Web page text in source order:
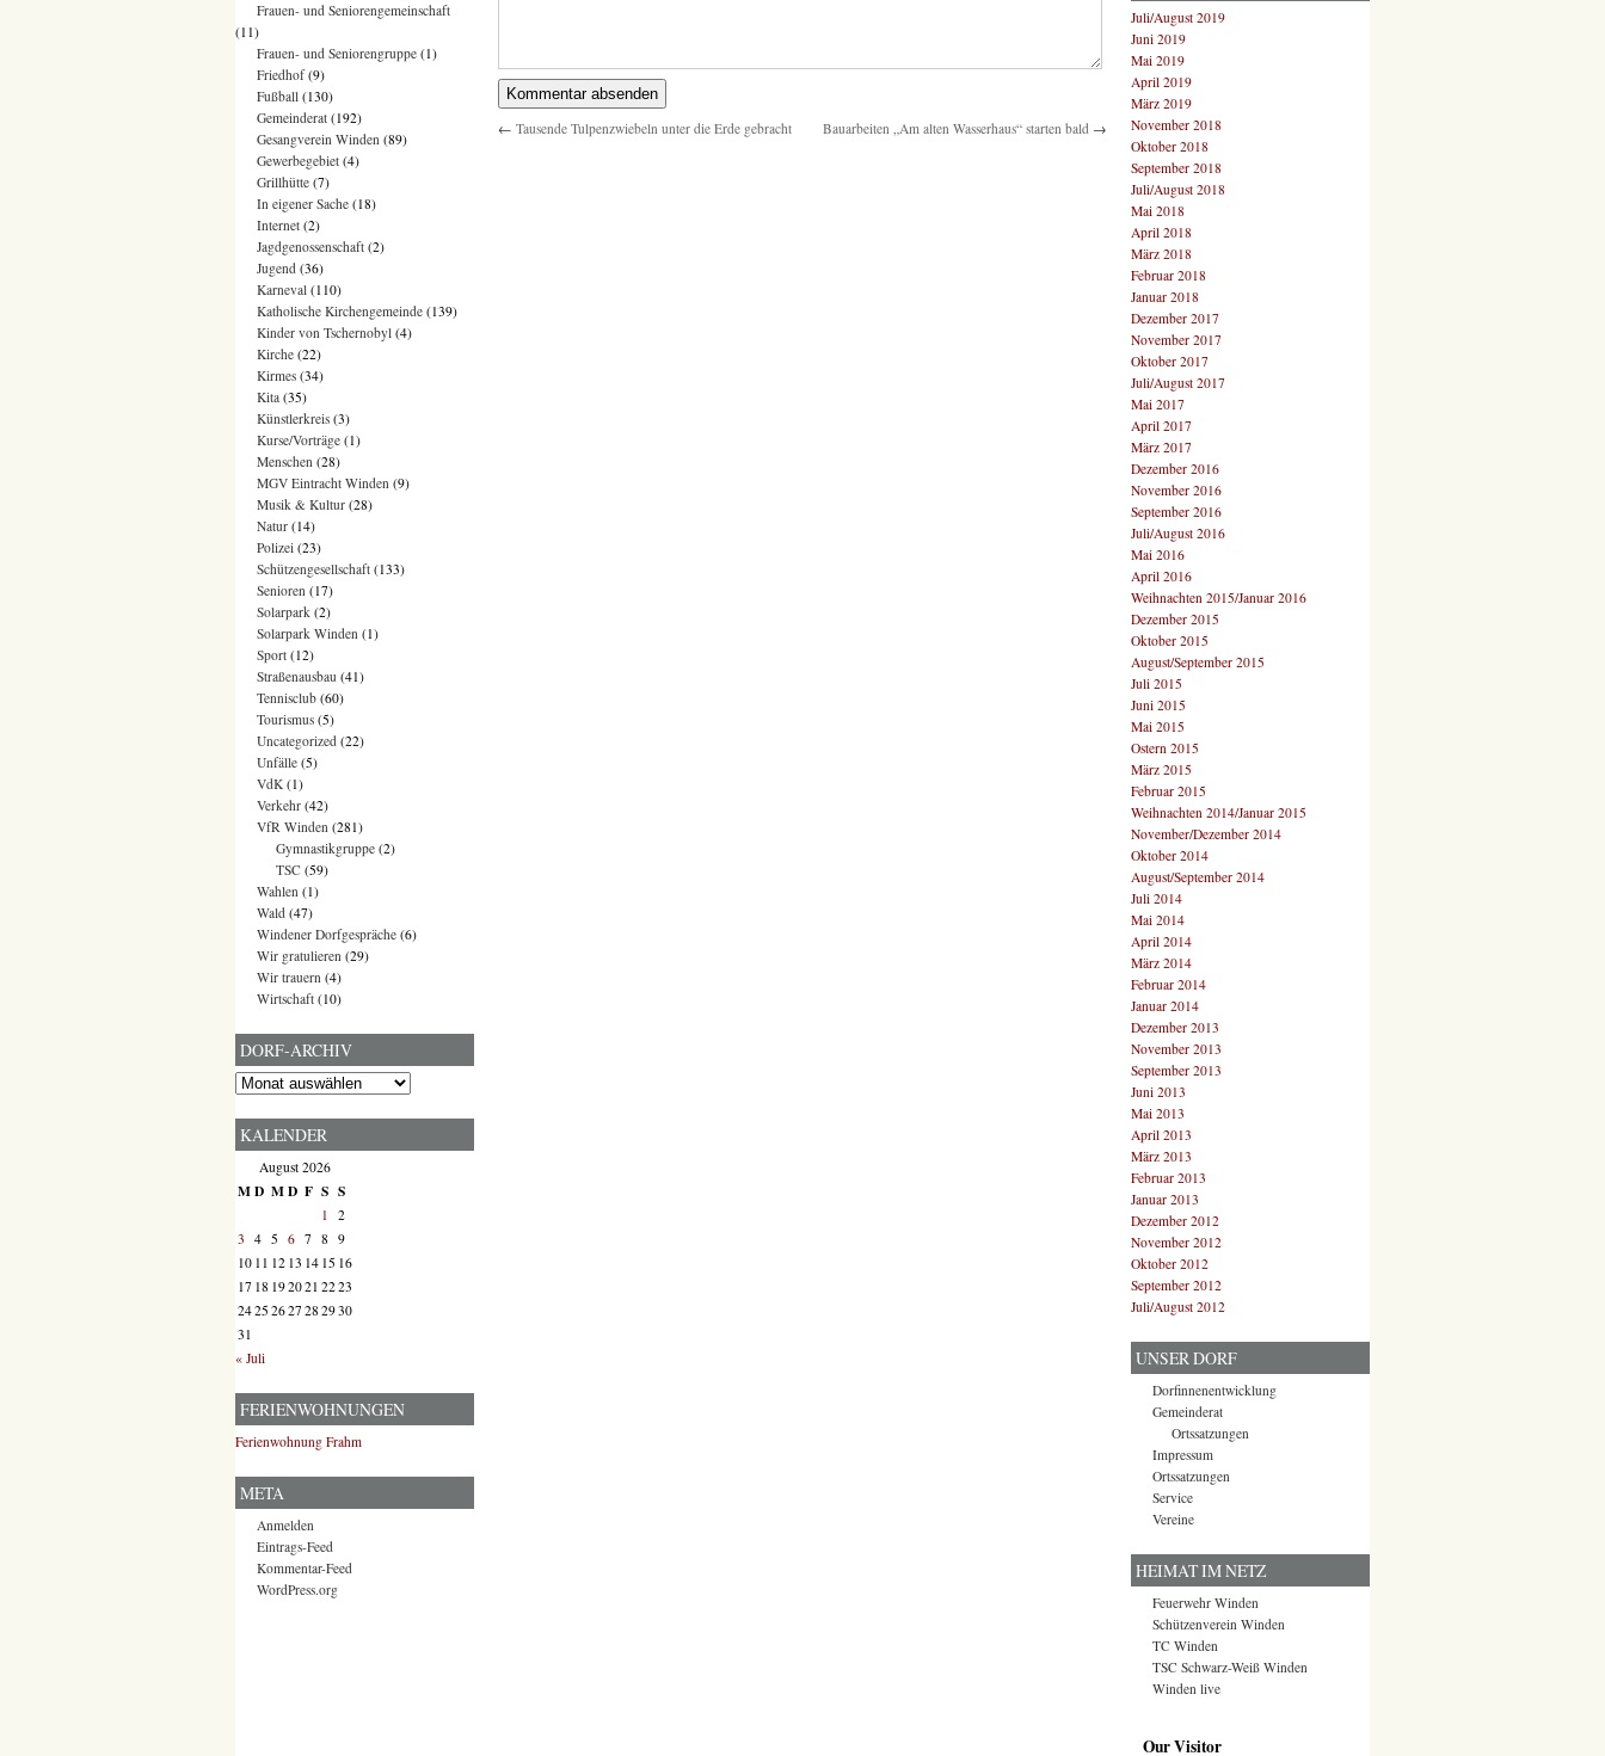
← Tausende Tulpenzwiebeln unter die Erde gebracht Bauarbeiten „Am alten Wasserhaus“ starten bald →
Frauen- und Seniorengemeinschaft
(11)
Frauen- und Seniorengruppe (1)
Friedhof(9)
Fußball (130)
Gemeinderat (192)
Gesangverein Winden (89)
Gewerbegebiet (4)
Grillhütte (7)
In eigener Sache (18)
Internet (2)
Jagdgenossenschaft (2)
Jugend (36)
Karneval (110)
Katholische Kirchengemeinde (139)
Kinder von Tschernobyl (4)
Kirche (22)
Kirmes (34)
Kita (35)
Künstlerkreis (3)
Kurse/Vorträge (1)
Menschen (28)
MGV Eintracht Winden (9)
Musik & Kultur (28)
Natur (14)
Polizei (23)
Schützengesellschaft (133)
Senioren (17)
Solarpark (2)
Solarpark Winden (1)
Sport (12)
Straßenausbau (41)
Tennisclub (60)
Tourismus (5)
Uncategorized (22)
Unfälle (5)
VdK (1)
Verkehr (42)
VfR Winden (281)
Gymnastikgruppe (2)
TSC (59)
Wahlen (1)
Wald (47)
Windener Dorfgespräche (6)
Wir gratulieren (29)
Wir trauern (4)
Wirtschaft (10)
DORF-ARCHIV
Dorf-
KALENDER
August 2026
MD MD F S S
1 2
3 4 5 6 7 8 9
10 11 12 13 14 15 16
17 18 192021 2223
2425 2627 28 2930
31
« Juli
FERIENWOHNUNGEN
Ferienwohnung Frahm
META
Anmelden
Eintrags-Feed
Kommentar-Feed
WordPress.org
Juli/August 2019
Juni 2019
Mai 2019
April 2019
März 2019
November 2018
Oktober 2018
September 2018
Juli/August 2018
Mai 2018
April 2018
März 2018
Februar 2018
Januar 2018
Dezember 2017
November 2017
Oktober 2017
Juli/August 2017
Mai 2017
April 2017
März 2017
Dezember 2016
November 2016
September 2016
Juli/August 2016
Mai 2016
April 2016
Weihnachten 2015/Januar 2016
Dezember 2015
Oktober 2015
August/September 2015
Juli 2015
Juni 2015
Mai 2015
Ostern 2015
März 2015
Februar 2015
Weihnachten 2014/Januar 2015
November/Dezember 2014
Oktober 2014
August/September 2014
Juli 2014
Mai 2014
April 2014
März 2014
Februar 2014
Januar 2014
Dezember 2013
November 2013
September 2013
Juni 2013
Mai 2013
April 2013
März 2013
Februar 2013
Januar 2013
Dezember 2012
November 2012
Oktober 2012
September 2012
Juli/August 2012
UNSER DORF
Dorfinnenentwicklung
Gemeinderat
Ortssatzungen
Impressum
Ortssatzungen
Service
Vereine
HEIMAT IM NETZ
Feuerwehr Winden
Schützenverein Winden
TC Winden
TSC Schwarz-Weiß Winden
Winden live
Our Visitor